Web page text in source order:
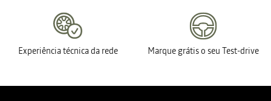
Experiência técnica da rede Marque grátis o seu Test-drive